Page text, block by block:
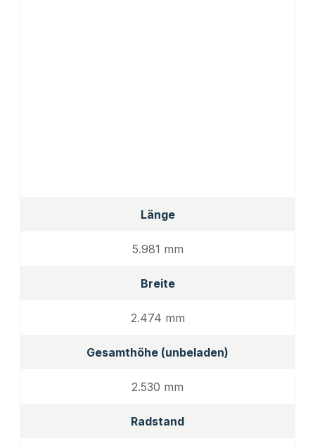
Länge
5.981 mm
Breite
2.474 mm
Gesamthöhe (unbeladen)
2.530 mm
Radstand